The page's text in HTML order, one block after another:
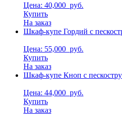
Цена: 40,000 руб.
Купить
На заказ
Шкаф-купе Гордий с
Цена: 55,000 руб.
Купить
На заказ
Шкаф-купе Кноп с
Цена: 44,000 руб.
Купить
На заказ